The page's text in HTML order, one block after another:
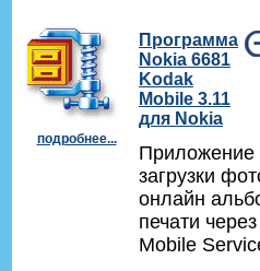
подробнее...
Программа
Nokia 6681
Kodak
Mobile 3.11
для Nokia
Приложение
загрузки
онлайн
печати
Mobile